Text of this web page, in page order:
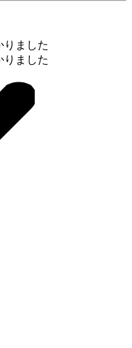
りました
りました